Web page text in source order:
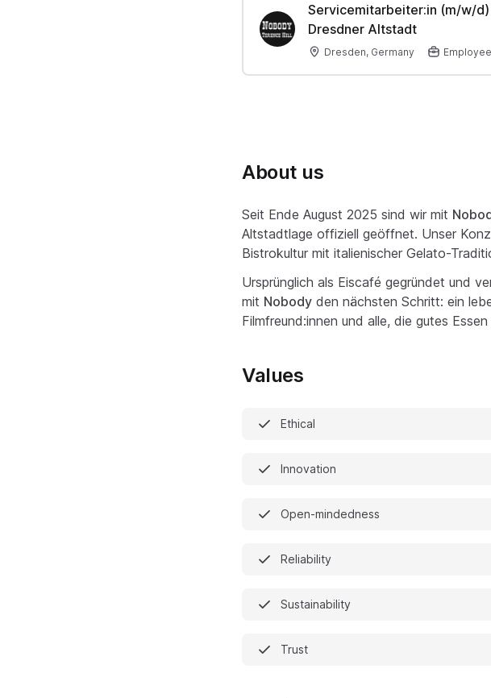
Servicemitarbeiter:in (m/w/d)
Dresdner Altstadt
Dresden, Germany Employee
About us
Seit Ende August 2025 sind wir mit
Altstadtlage offiziell geöffnet. Unser
Bistrokultur mit italienischer Gelato-
Ursprünglich als Eiscafé gegründet und
mit Nobody den nächsten Schritt: ein
Filmfreund:innen und alle, die gutes
Values
Ethical
Innovation
Open-mindedness
Reliability
Sustainability
Trust